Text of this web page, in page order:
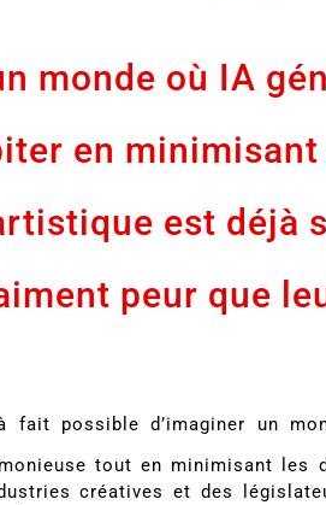
monde où IA
en
est déjà
peur que
possible d’imaginer un
tout en minimisant
créatives et des